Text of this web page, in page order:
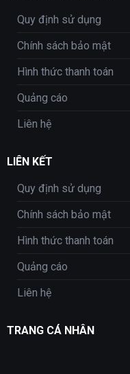
Quy định sử dụng
Chính sách bảo mật
Hình thức thanh toán
Quảng cáo
Liên hệ
LIÊN KẾT
Quy định sử dụng
Chính sách bảo mật
Hình thức thanh toán
Quảng cáo
Liên hệ
TRANG CÁ NHÂN